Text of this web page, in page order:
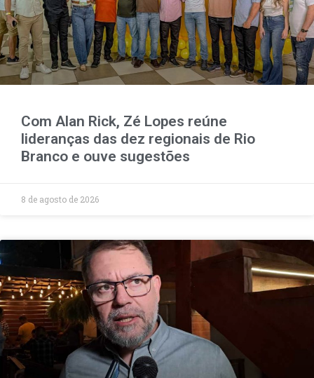
Com Alan Rick, Zé Lopes reúne
lideranças das dez regionais de Rio
Branco e ouve sugestões
8 de agosto de 2026